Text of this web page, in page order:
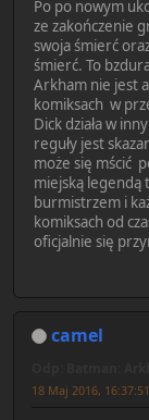
Po po nowym
ze zakończenie
swoja śmierć
śmierć. To
Arkham nie jest
komiksach w
Dick działa w
reguły jest
może się mścić
miejską legendą
burmistrzem i
komiksach od
oficjalnie się
camel
18 Maj 2016, 16:37:51